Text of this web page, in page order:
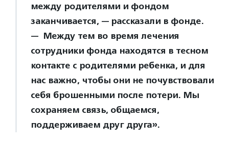
между родителями и фондом
заканчивается, — рассказали в фонде.
— Между тем во время лечения
сотрудники фонда находятся в тесном
контакте с родителями ребенка, и для
нас важно, чтобы они не почувствовали
себя брошенными после потери. Мы
сохраняем связь, общаемся,
поддерживаем друг друга».